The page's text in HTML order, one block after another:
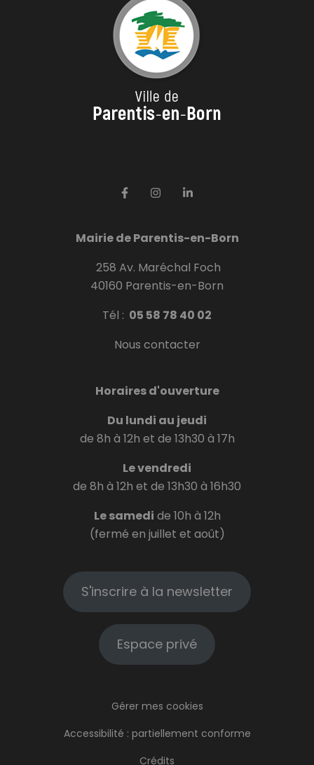
Mairie de Parentis-en-Born
258 Av. Maréchal Foch
40160 Parentis-en-Born
Tél : 05 58 78 40 02
Nous contacter
Horaires d'ouverture
Du lundi au jeudi
de 8h à 12h et de 13h30 à 17h
Le vendredi
de 8h à 12h et de 13h30 à 16h30
Le samedi de 10h à 12h
(fermé en juillet et août)
S'inscrire à la newsletter
Espace privé
Gérer mes cookies
Accessibilité : partiellement conforme
Crédits